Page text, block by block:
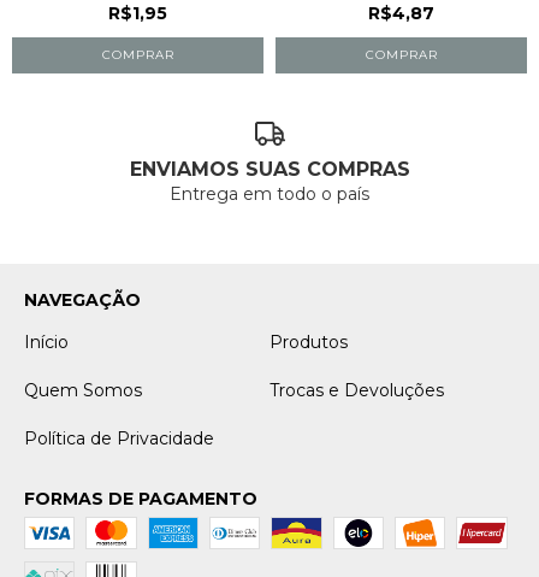
R$1,95 R$4,87
ENVIAMOS SUAS COMPRAS
Entrega em todo o país
NAVEGAÇÃO
Início
Produtos
Quem Somos Trocas e Devoluções
Política de Privacidade
FORMAS DE PAGAMENTO